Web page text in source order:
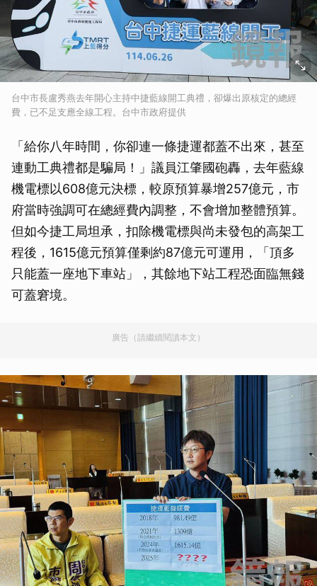
台中市長盧秀燕去年開心主持中捷藍線開工典禮，卻爆出原核定的總經
費，已不足支應全線工程。台中市政府提供
「給你八年時間，你卻連一條捷運都蓋不出來，甚至
連動工典禮都是騙局！」議員江肇國砲轟，去年藍線
機電標以608億元決標，較原預算暴增257億元，市
府當時強調可在總經費內調整，不會增加整體預算。
但如今捷工局坦承，扣除機電標與尚未發包的高架工
程後，1615億元預算僅剩約87億元可運用，「頂多
只能蓋一座地下車站」，其餘地下站工程恐面臨無錢
可蓋窘境。
廣告（請繼續閱讀本文）